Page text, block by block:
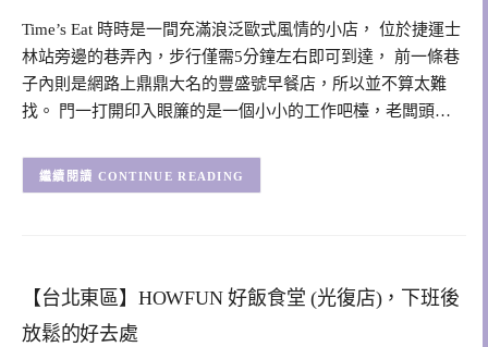
Time’s Eat 時時是一間充滿浪泛歐式風情的小店， 位於捷運士
林站旁邊的巷弄內，步行僅需5分鐘左右即可到達， 前一條巷
子內則是網路上鼎鼎大名的豐盛號早餐店，所以並不算太難
找。 門一打開印入眼簾的是一個小小的工作吧檯，老闆頭…
CONTINUE READING
【台北東區】HOWFUN 好飯食堂 (光復店)，下班後
放鬆的好去處